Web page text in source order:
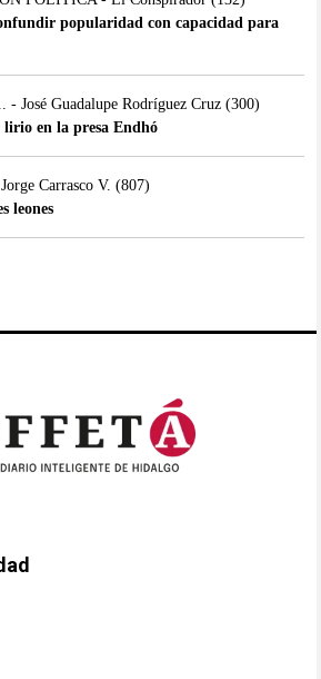
popularidad con capacidad para
- José Guadalupe Rodríguez Cruz(300)
lirio en la presa Endhó
Carrasco V. (807)
leones